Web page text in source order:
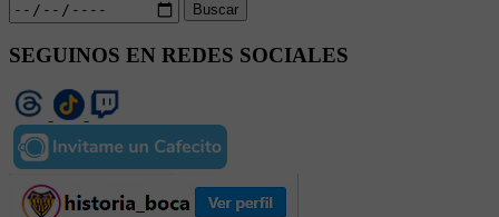
Buscar
SEGUINOS EN REDES SOCIALES